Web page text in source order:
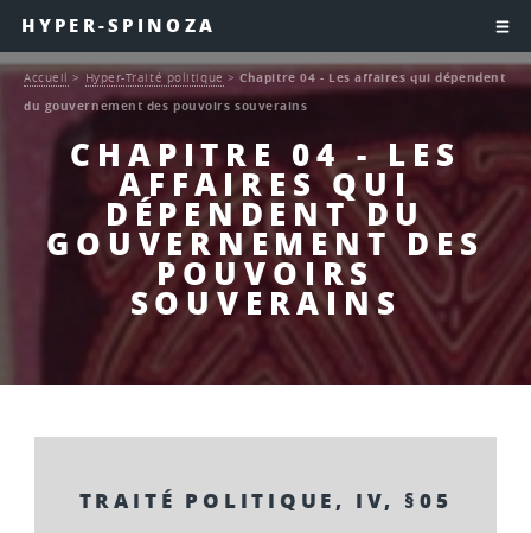
HYPER-SPINOZA
CHAPITRE 04 - LES
AFFAIRES QUI
DÉPENDENT DU
GOUVERNEMENT DES
POUVOIRS
SOUVERAINS
Accueil > Hyper-Traité politique>Chapitre 04 - Les affaires qui dépendent
du gouvernement des pouvoirs souverains
TRAITÉ POLITIQUE, IV, §05